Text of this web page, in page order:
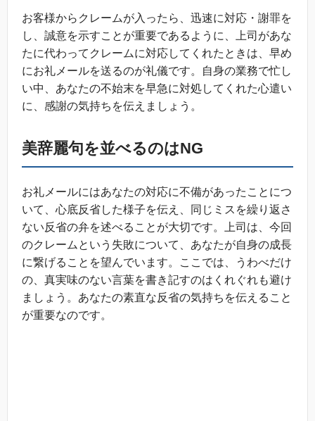
お客様からクレームが入ったら、迅速に対応・謝罪を
し、誠意を示すことが重要であるように、上司があな
たに代わってクレームに対応してくれたときは、早め
にお礼メールを送るのが礼儀です。自身の業務で忙し
い中、あなたの不始末を早急に対処してくれた心遣い
に、感謝の気持ちを伝えましょう。
美辞麗句を並べるのはNG
お礼メールにはあなたの対応に不備があったことにつ
いて、心底反省した様子を伝え、同じミスを繰り返さ
ない反省の弁を述べることが大切です。上司は、今回
のクレームという失敗について、あなたが自身の成長
に繋げることを望んでいます。ここでは、うわべだけ
の、真実味のない言葉を書き記すのはくれぐれも避け
ましょう。あなたの素直な反省の気持ちを伝えること
が重要なのです。